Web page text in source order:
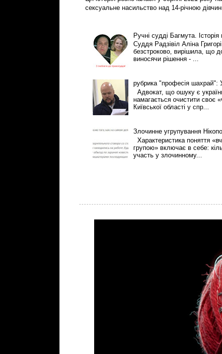
сексуальне насильство над 14-річною
Ручні судді Багмута.
Суддя Радзівіл Аліна
безстроково, вирішила, що
виносячи рішення - ...
рубрика "професія шахрай":
Адвокат, що ошуку є
намагається очистити своє
Київської області у спр...
Злочинне угрупування
Характеристика поняття
групою» включає в себе:
участь у злочинному...